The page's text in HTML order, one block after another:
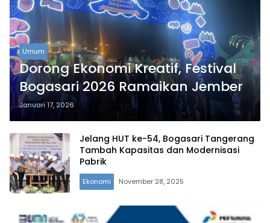
Umum
Dorong Ekonomi Kreatif, Festival
Bogasari 2026 Ramaikan Jember
Januari 17, 2026
Jelang HUT ke-54, Bogasari Tangerang
Tambah Kapasitas dan Modernisasi
Pabrik
Ekonomi November 28, 2025